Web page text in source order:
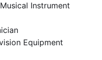
Instrument
Equipment